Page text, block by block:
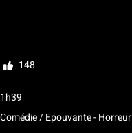
148
1h39
Comédie / Epouvante - Horreur